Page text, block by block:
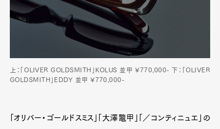
上：「OLIVER GOLDSMITH」KOLUS 並甲 ¥770,000- 下：「OLIVER
GOLDSMITH」EDDY 並甲 ¥770,000-
「オリバー・ゴールドスミス」「大澤鼈甲」「／コンティニュエ」の